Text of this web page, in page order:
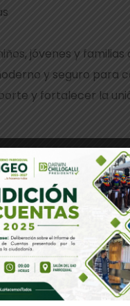
jóvenes y
y seguro para
y fortalecer la
ejecutamos refleja
firme de seguir
de nuestra
oportunidades,
nuestro querido